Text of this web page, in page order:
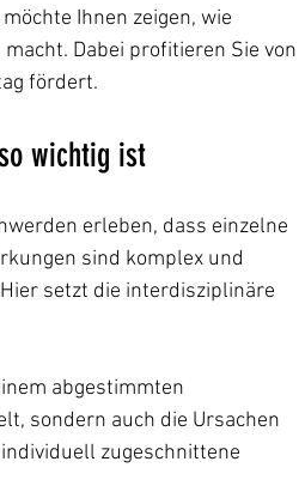
Ihnen zeigen, wie
Dabei profitieren Sie von
fördert.
wichtig ist
erleben, dass einzelne
sind komplex und
setzt die interdisziplinäre
abgestimmten
sondern auch die Ursachen
zugeschnittene